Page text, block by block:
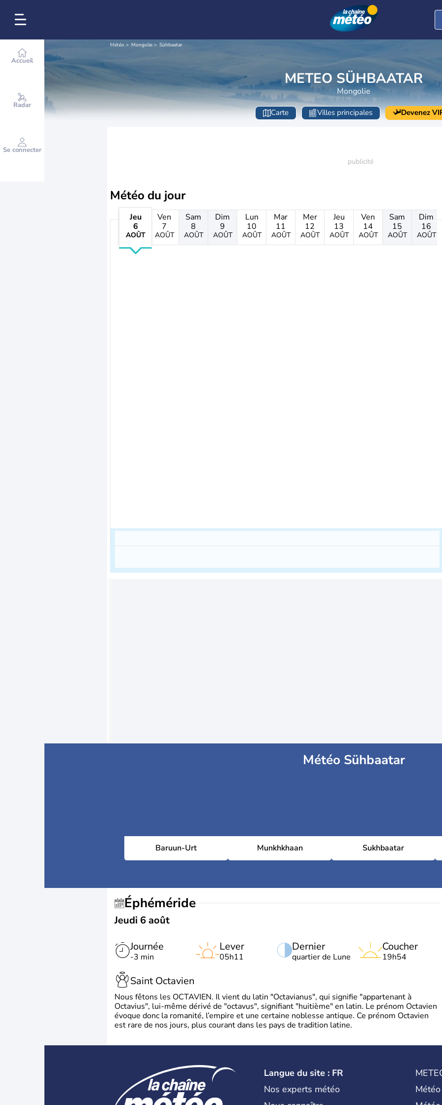
Accueil
Radar
Se connecter
Météo Mongolie Sühbaatar
METEO SÜHBAATAR
Mongolie
Carte Villes principales Devenez
Météo du jour
Jeu
6
AOÛT
Ven
7
AOÛT
Sam
8
AOÛT
Dim
9
AOÛT
Lun
10
AOÛT
Mar
11
AOÛT
Mer
12
AOÛT
Jeu
13
AOÛT
Ven
14
AOÛT
Sam
15
AOÛT
Dim
16
AOÛT
Météo Sühbaatar
Baruun-Urt Munkhkhaan Sukhbaatar
Éphéméride
Jeudi 6 août
Journée
-3 min
Dernier
quartier de Lune
Lever
05h11
Coucher
19h54
Saint Octavien
Nous fêtons les OCTAVIEN. Il vient du latin "Octavianus", qui signifie "appartenant à
Octavius", lui-même dérivé de "octavus", signifiant "huitième" en latin. Le prénom Octavien
évoque donc la romanité, l’empire et une certaine noblesse antique. Ce prénom Octavien
est rare de nos jours, plus courant dans les pays de tradition latine.
Langue du site : FR
Nos experts météo